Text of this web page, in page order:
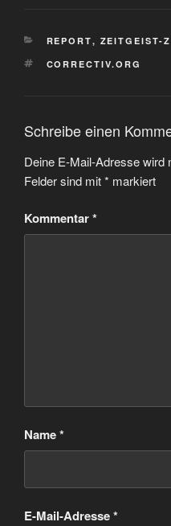
KATEGORIEN
REPORT, ZEITGEIST-
SCHLAGWÖRTER
CORRECTIV.ORG
Schreibe einen
Deine E-Mail-Adresse wird
Felder sind mit* markiert
Kommentar*
Name*
E-Mail-Adresse*